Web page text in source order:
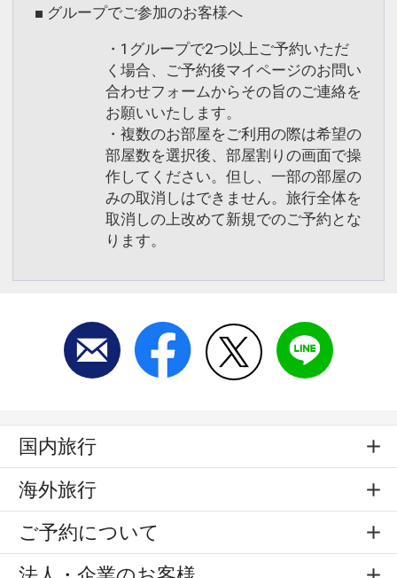
■ グループでご参加のお客様へ
・1グループで2つ以上ご予約いただ
く場合、ご予約後マイページのお問い
合わせフォームからその旨のご連絡を
お願いいたします。
・複数のお部屋をご利用の際は希望の
部屋数を選択後、部屋割りの画面で操
作してください。但し、一部の部屋の
みの取消しはできません。旅行全体を
取消しの上改めて新規でのご予約とな
ります。
国内旅行
海外旅行
ご予約について